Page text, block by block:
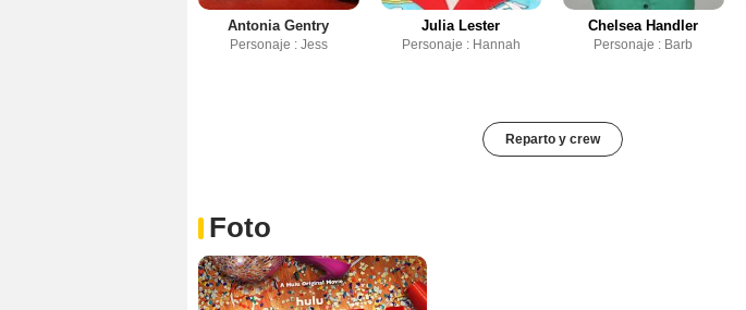
Antonia Gentry
Personaje : Jess
Julia Lester
Personaje : Hannah
Chelsea Handler
Personaje : Barb
Reparto y crew
Foto